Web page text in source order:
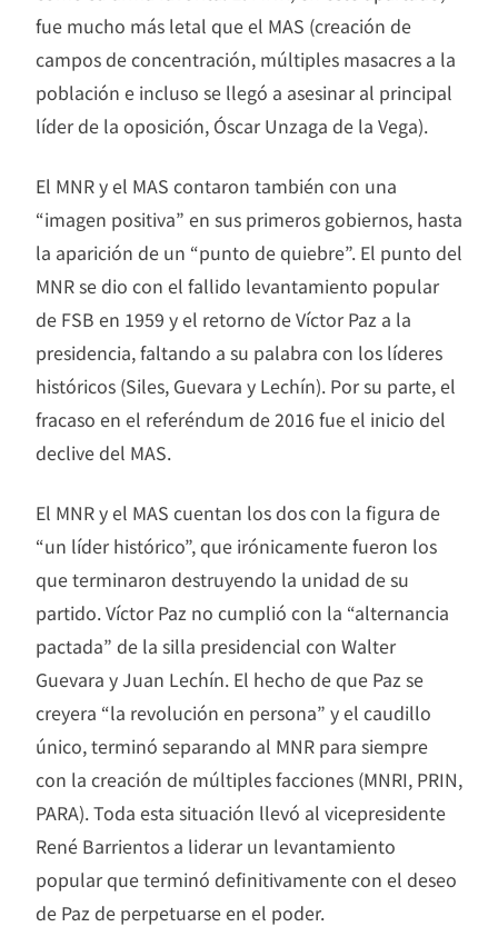
fue mucho más letal que el MAS (creación de
campos de concentración, múltiples masacres a la
población e incluso se llegó a asesinar al principal
líder de la oposición, Óscar Unzaga de la Vega).
El MNR y el MAS contaron también con una
“imagen positiva” en sus primeros gobiernos, hasta
la aparición de un “punto de quiebre”. El punto del
MNR se dio con el fallido levantamiento popular
de FSB en 1959 y el retorno de Víctor Paz a la
presidencia, faltando a su palabra con los líderes
históricos (Siles, Guevara y Lechín). Por su parte, el
fracaso en el referéndum de 2016 fue el inicio del
declive del MAS.
El MNR y el MAS cuentan los dos con la figura de
“un líder histórico”, que irónicamente fueron los
que terminaron destruyendo la unidad de su
partido. Víctor Paz no cumplió con la “alternancia
pactada” de la silla presidencial con Walter
Guevara y Juan Lechín. El hecho de que Paz se
creyera “la revolución en persona” y el caudillo
único, terminó separando al MNR para siempre
con la creación de múltiples facciones (MNRI, PRIN,
PARA). Toda esta situación llevó al vicepresidente
René Barrientos a liderar un levantamiento
popular que terminó definitivamente con el deseo
de Paz de perpetuarse en el poder.